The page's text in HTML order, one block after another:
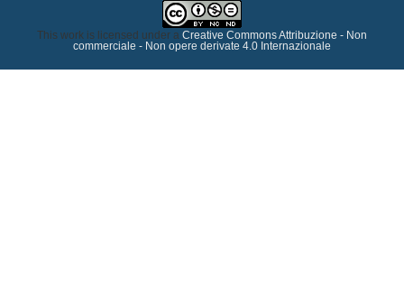
This work is licensed under a Creative Commons Attribuzione - Non
commerciale - Non opere derivate 4.0 Internazionale